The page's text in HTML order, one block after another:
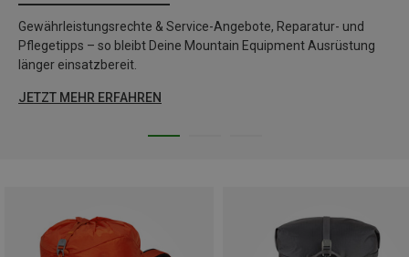
Gewährleistungsrechte & Service-Angebote, Reparatur- und
Pflegetipps – so bleibt Deine Mountain Equipment Ausrüstung
länger einsatzbereit.
JETZT MEHR ERFAHREN